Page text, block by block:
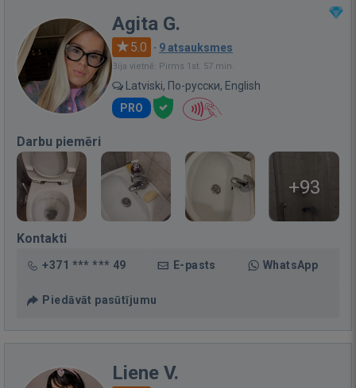
Agita G.
5.0 · 9 atsauksmes
Bija vietnē: Pirms 1st. 57 min.
Latviski, По-русски, English
PRO
Darbu piemēri
+93
Kontakti
+371 *** *** 49 E-pasts WhatsApp
Piedāvāt pasūtījumu
Liene V.